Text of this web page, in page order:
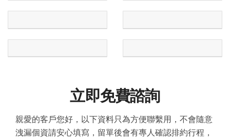
立即免費諮詢
親愛的客戶您好，以下資料只為方便聯繫用，不會隨意
洩漏個資請安心填寫，留單後會有專人確認排約行程，